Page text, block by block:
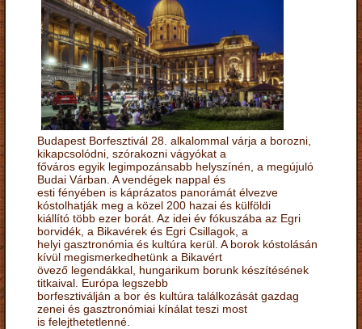
Budapest Borfesztivál 28. alkalommal várja a borozni,
kikapcsolódni, szórakozni vágyókat a
főváros egyik legimpozánsabb helyszínén, a megújuló
Budai Várban. A vendégek nappal és
esti fényében is káprázatos panorámát élvezve
kóstolhatják meg a közel 200 hazai és külföldi
kiállító több ezer borát. Az idei év fókuszába az Egri
borvidék, a Bikavérek és Egri Csillagok, a
helyi gasztronómia és kultúra kerül. A borok kóstolásán
kívül megismerkedhetünk a Bikavért
övező legendákkal, hungarikum borunk készítésének
titkaival. Európa legszebb
borfesztiválján a bor és kultúra találkozását gazdag
zenei és gasztronómiai kínálat teszi most
is felejthetetlenné.